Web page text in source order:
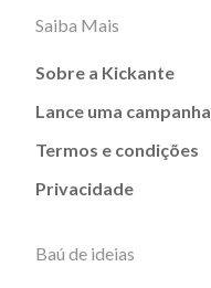
Saiba Mais
Sobre a Kickante
Lance uma campanha
Termos e condições
Privacidade
Baú de ideias